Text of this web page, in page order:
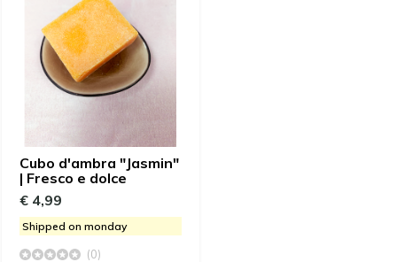
Cubo d'ambra "Jasmin"
| Fresco e dolce
€ 4,99
Shipped on monday
(0)